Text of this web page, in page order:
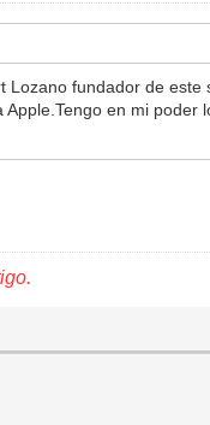
fundador de este
en mi poder